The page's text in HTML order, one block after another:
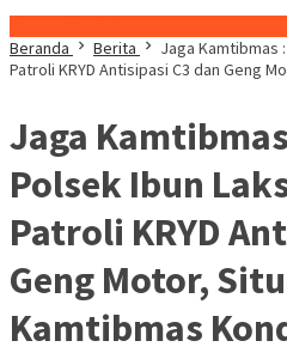
Beranda
Berita
Jaga Kamtibmas
Patroli KRYD Antisipasi C3 dan Geng
Jaga
Polsek Ibun
Patroli KRYD
Geng Motor,
Kamtibmas